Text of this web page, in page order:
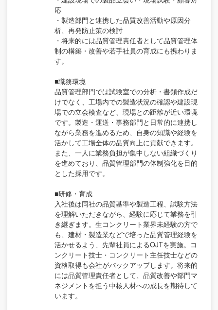
応
・製造部門と連携した品質改善活動や原因分
析、再発防止策の検討
・将来的には品質管理責任者として品質管理体
制の構築・改善や若手社員の育成にも携わりま
す。
■職務環境
品質管理部門では試験室での分析・書類作成だ
けでなく、工場内での製造状況の確認や建設現
場での立会検査など、現場との距離が近い環境
です。製造・運送・事務部門と日常的に連携し
ながら業務を進めるため、自身の知識や経験を
活かして工場全体の品質向上に貢献できます。
また、一人に業務負担が集中しない組織づくり
を進めており、品質管理部門の体制強化を目的
とした採用です。
■研修・育成
入社後は同社の品質基準や製造工程、試験方法
を理解いただきながら、経験に応じて業務を引
き継ぎます。生コンクリート業界未経験の方で
も、建材・製造業などで培った品質管理経験を
活かせるよう、先輩社員によるOJTを実施。コ
ンクリート技士・コンクリート主任技士などの
資格取得も会社がバックアップします。将来的
には品質管理責任者として、品質改善や部門マ
ネジメントを担う中核人材への成長を期待して
います。